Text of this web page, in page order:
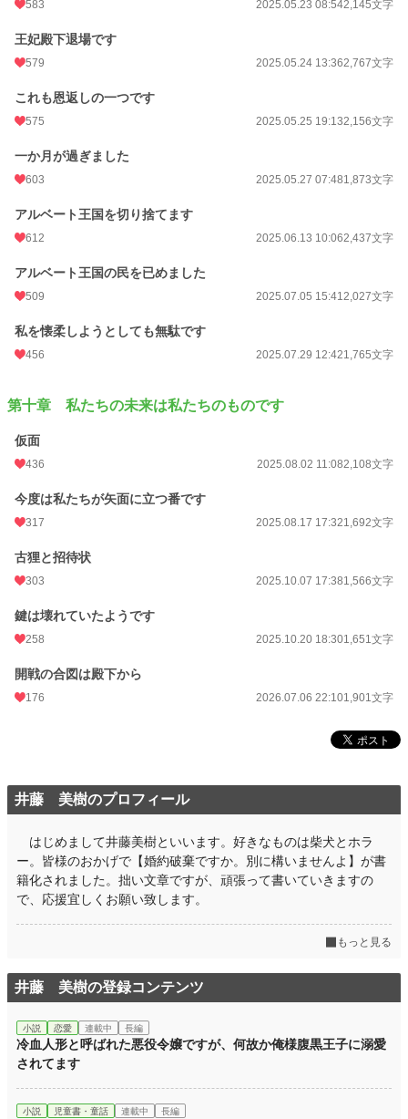
583 2025.05.23 08:542,145文字
王妃殿下退場です
579 2025.05.24 13:362,767文字
これも恩返しの一つです
575 2025.05.25 19:132,156文字
一か月が過ぎました
603 2025.05.27 07:481,873文字
アルベート王国を切り捨てます
612 2025.06.13 10:062,437文字
アルベート王国の民を已めました
509 2025.07.05 15:412,027文字
私を懐柔しようとしても無駄です
456 2025.07.29 12:421,765文字
第十章 私たちの未来は私たちのものです
仮面
436 2025.08.02 11:082,108文字
今度は私たちが矢面に立つ番です
317 2025.08.17 17:321,692文字
古狸と招待状
303 2025.10.07 17:381,566文字
鍵は壊れていたようです
258 2025.10.20 18:301,651文字
開戦の合図は殿下から
176 2026.07.06 22:101,901文字
井藤 美樹のプロフィール
はじめまして井藤美樹といいます。好きなものは柴犬とホラ
ー。皆様のおかげで【婚約破棄ですか。別に構いませんよ】が書
籍化されました。拙い文章ですが、頑張って書いていきますの
で、応援宜しくお願い致します。
もっと見る
井藤 美樹の登録コンテンツ
小説 恋愛 連載中 長編
冷血人形と呼ばれた悪役令嬢ですが、何故か俺様腹黒王子に溺愛
されてます
小説 児童書・童話 連載中 長編